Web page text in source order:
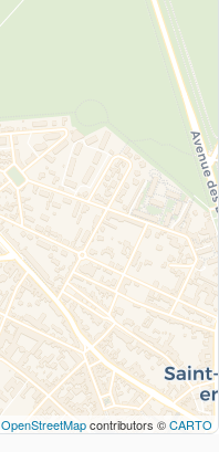
OpenStreetMapcontributors ©CARTO